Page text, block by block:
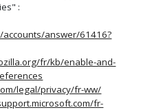
:
answer/61416?
fr/kb/enable-and-
legal/privacy/fr-ww/
fr-